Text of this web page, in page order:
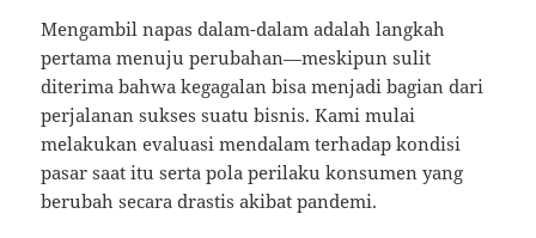
Mengambil napas dalam-dalam adalah langkah
pertama menuju perubahan—meskipun sulit
diterima bahwa kegagalan bisa menjadi bagian dari
perjalanan sukses suatu bisnis. Kami mulai
melakukan evaluasi mendalam terhadap kondisi
pasar saat itu serta pola perilaku konsumen yang
berubah secara drastis akibat pandemi.